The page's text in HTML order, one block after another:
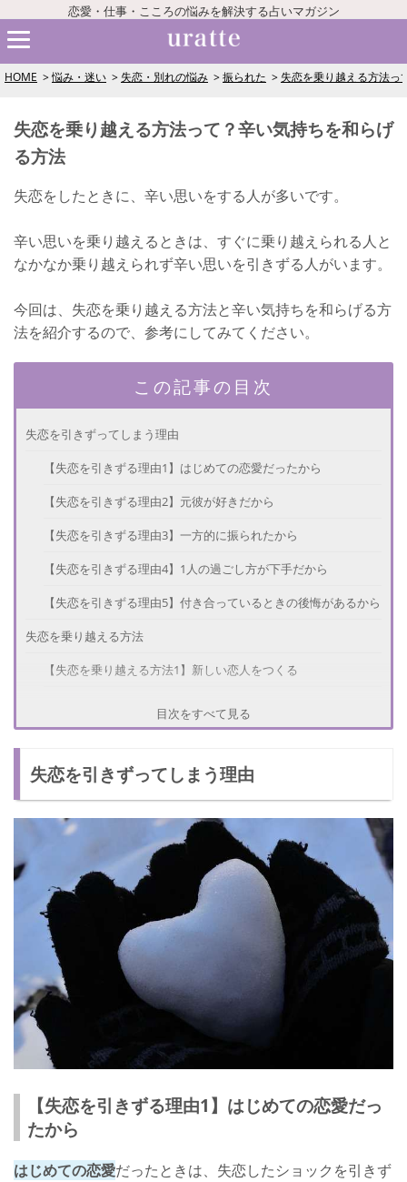
恋愛・仕事・こころの悩みを解決する占いマガジン
HOME 悩み・迷い 失恋・別れの悩み 振られた 失恋を乗り越える方法っ
失恋を乗り越える方法って？辛い気持ちを和らげ
る方法
失恋をしたときに、辛い思いをする人が多いです。
辛い思いを乗り越えるときは、すぐに乗り越えられる人と
なかなか乗り越えられず辛い思いを引きずる人がいます。
今回は、失恋を乗り越える方法と辛い気持ちを和らげる方
法を紹介するので、参考にしてみてください。
この記事の目次
失恋を引きずってしまう理由
【失恋を引きずる理由1】はじめての恋愛だったから
【失恋を引きずる理由2】元彼が好きだから
【失恋を引きずる理由3】一方的に振られたから
【失恋を引きずる理由4】1人の過ごし方が下手だから
【失恋を引きずる理由5】付き合っているときの後悔があるから
失恋を乗り越える方法
【失恋を乗り越える方法1】新しい恋人をつくる
【失恋を乗り越える方法4】誰でも失恋することがあると割り切
る
辛い気持ちを和らげる方法
失恋を乗り越えるきっかけとは
元彼のことを忘れる方法
目次をすべて見る
失恋を引きずってしまう理由
【失恋を引きずる理由1】はじめての恋愛だっ
たから
はじめての恋愛だったときは、失恋したショックを引きず